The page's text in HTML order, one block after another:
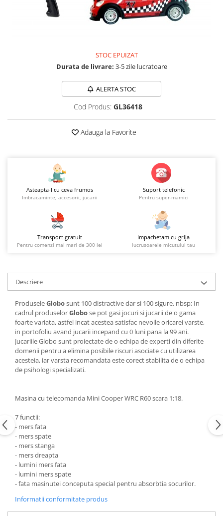
Jucarii si jocuri exterior
Kituri constructie si pictura
Masini, trenuri, avioane
Masinute Radiocomanda
Papusi si accesorii
Biciclete fara pedale
Organizatoare
STOC EPUIZAT
Durata de livrare: 3-5 zile lucratoare
ALERTA STOC
Cod Produs: GL36418
Adauga la Favorite
Asteapta-l cu ceva frumos
Imbracaminte, accesorii, jucarii
Suport telefonic
Pentru super-mamici
Transport gratuit
Pentru comenzi mai mari de 300 lei
Impachetam cu grija
lucrusoarele micutului tau
Descriere
ProduseleGlobosunt 100 distractive dar si 100 sigure. nbsp; In
cadrul produselorGlobose pot gasi jocuri si jucarii de o gama
foarte variata, astfel incat acestea satisfac nevoile oricarei varste,
in portofoliu avand jucarii incepand cu 0 luni pana la 99 ani.
Jucariile Globo sunt proiectate de o echipa de experti din diferite
domenii pentru a elimina posibile riscuri asociate cu utilizarea
acesteia, iar varsta recomandata este corect stabilita de o echipa
de psihologi specializati.
Masina cu telecomanda Mini Cooper WRC R60 scara 1:18.
7 functii:
- mers fata
- mers spate
- mers stanga
- mers dreapta
- lumini mers fata
- lumini mers spate
- fata masinutei conceputa special pentru absorbtia socurilor.
Informatii conformitate produs